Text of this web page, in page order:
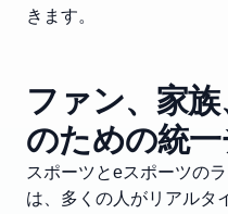
きます。
ファン、家
のための統一
スポーツとeスポーツの
は、多くの人がリアルタ